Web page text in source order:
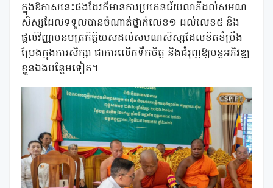
ក្នុងឱកាសនេះផងដែរក៏មានការប្រគេនជ័យលាភីដល់សមណ
សិស្សដែលទទួលបានចំណាត់ថ្នាក់លេខ១ ដល់លេខ៥ និង
ផ្តល់វិញ្ញាបនបត្រកិត្តិយសដល់សមណសិស្សដែលខិតខំប្រឹង
ប្រែងក្នុងការសិក្សា ជាការលើកទឹកចិត្ត និងជំរុញឱ្យបន្តអភិវឌ្ឍ
ខ្លួនឯងបន្ថែមទៀត។